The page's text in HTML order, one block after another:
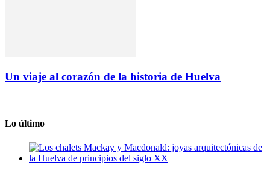
Un viaje al corazón de la historia de Huelva
Lo último